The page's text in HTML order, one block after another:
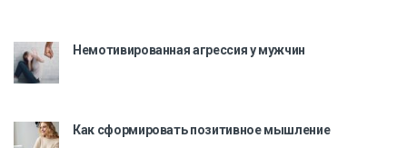
Немотивированная агрессия у мужчин
Как сформировать позитивное мышление